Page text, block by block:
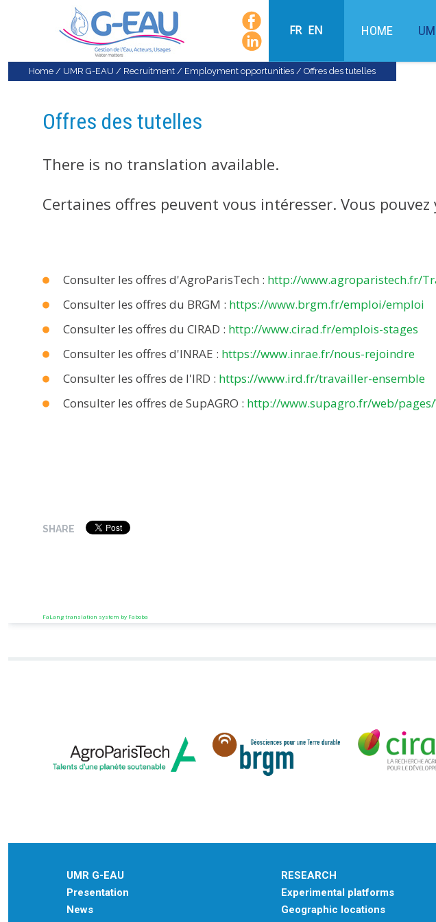
FR EN HOME
Home / UMR G-EAU / Recruitment / Employment opportunities / Offres des tutelles
Offres des tutelles
There is no translation available.
Certaines offres peuvent vous intéresser. Vous
Consulter les offres d'AgroParisTech : http://www.agroparistech.fr/
Consulter les offres du BRGM : https://www.brgm.fr/emploi/emploi
Consulter les offres du CIRAD : http://www.cirad.fr/emplois-stages
Consulter les offres d'INRAE : https://www.inrae.fr/nous-rejoindre
Consulter les offres de l'IRD : https://www.ird.fr/travailler-ensemble
Consulter les offres de SupAGRO : http://www.supagro.fr/web/
SHARE
FaLang translation system by Faboba
UMR G-EAU
Presentation
News
RESEARCH
Experimental platforms
Geographic locations